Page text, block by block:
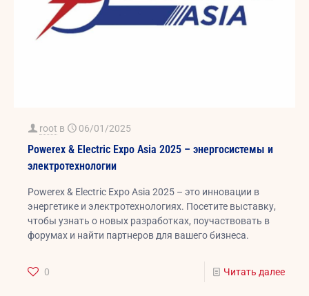
root в 06/01/2025
Powerex & Electric Expo Asia 2025 – энергосистемы и
электротехнологии
Powerex & Electric Expo Asia 2025 – это инновации в
энергетике и электротехнологиях. Посетите выставку,
чтобы узнать о новых разработках, поучаствовать в
форумах и найти партнеров для вашего бизнеса.
0 Читать далее